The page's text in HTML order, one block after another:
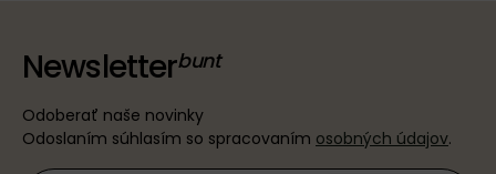
Newsletter
Odoberať naše novinky
Odoslaním súhlasím so spracovaním osobných údajov.